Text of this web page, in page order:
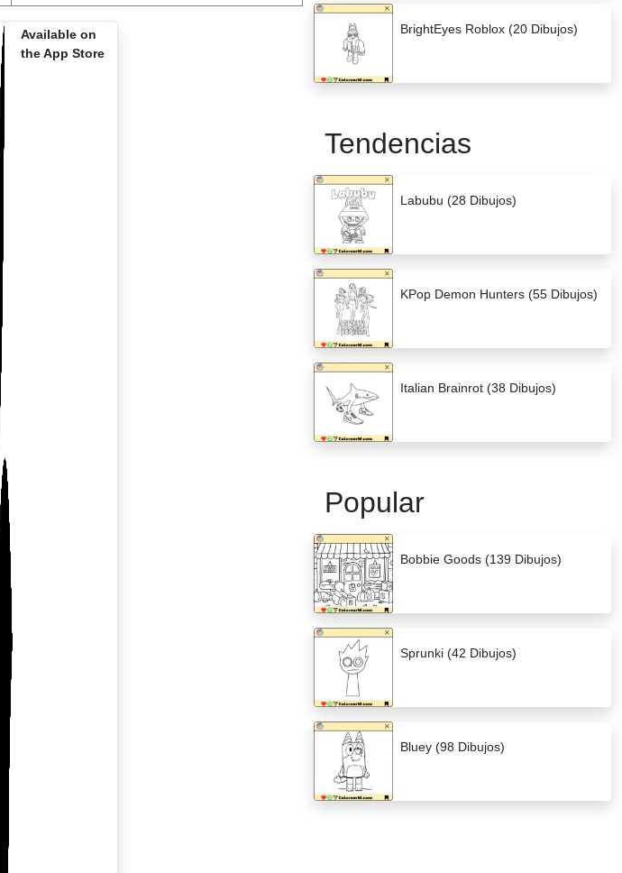
Available on
the App Store
BrightEyes Roblox (20 Dibujos)
Tendencias
Labubu (28 Dibujos)
KPop Demon Hunters (55 Dibujos)
Italian Brainrot (38 Dibujos)
Popular
Bobbie Goods (139 Dibujos)
Sprunki (42 Dibujos)
Bluey (98 Dibujos)